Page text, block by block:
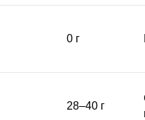
0 г
28–40 г